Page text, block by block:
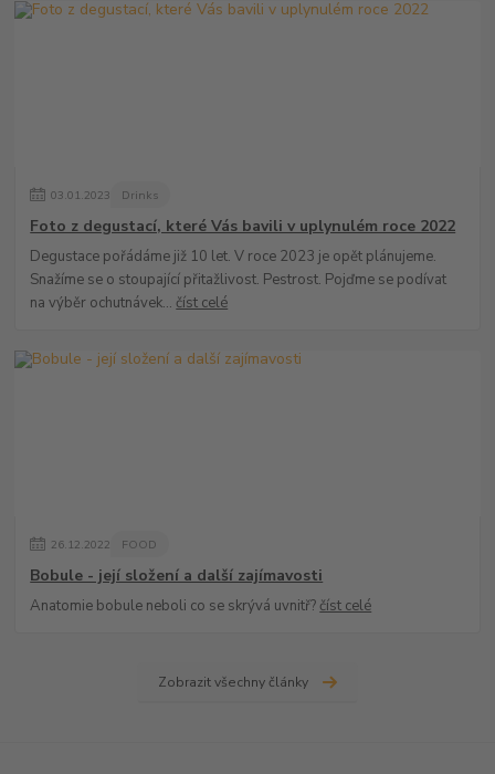
03.01.2023 Drinks
Foto z degustací, které Vás bavili v uplynulém roce 2022
Degustace pořádáme již 10 let. V roce 2023 je opět plánujeme.
Snažíme se o stoupající přitažlivost. Pestrost. Pojďme se podívat
na výběr ochutnávek... číst celé
26. 12.2022 FOOD
Bobule - její složení a další zajímavosti
Anatomie bobule neboli co se skrývá uvnitř? číst celé
Zobrazit všechny články